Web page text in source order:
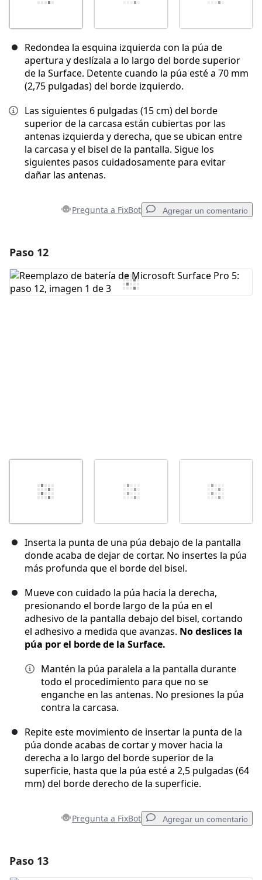
Redondea la esquina izquierda con la púa de
apertura y deslízala a lo largo del borde superior
de la Surface. Detente cuando la púa esté a 70 mm
(2,75 pulgadas) del borde izquierdo.
Las siguientes 6 pulgadas (15 cm) del borde
superior de la carcasa están cubiertas por las
antenas izquierda y derecha, que se ubican entre
la carcasa y el bisel de la pantalla. Sigue los
siguientes pasos cuidadosamente para evitar
dañar las antenas.
Pregunta a FixBot Agregar un comentario
Agregar Comentario
Paso 12
Inserta la punta de una púa debajo de la pantalla
donde acaba de dejar de cortar. No insertes la púa
más profunda que el borde del bisel.
Mueve con cuidado la púa hacia la derecha,
presionando el borde largo de la púa en el
adhesivo de la pantalla debajo del bisel, cortando
el adhesivo a medida que avanzas. No deslices la
púa por el borde de la Surface.
Mantén la púa paralela a la pantalla durante
todo el procedimiento para que no se
enganche en las antenas. No presiones la púa
contra la carcasa.
Repite este movimiento de insertar la punta de la
púa donde acabas de cortar y mover hacia la
derecha a lo largo del borde superior de la
superficie, hasta que la púa esté a 2,5 pulgadas (64
mm) del borde derecho de la superficie.
Pregunta a FixBot Agregar un comentario
Paso 13